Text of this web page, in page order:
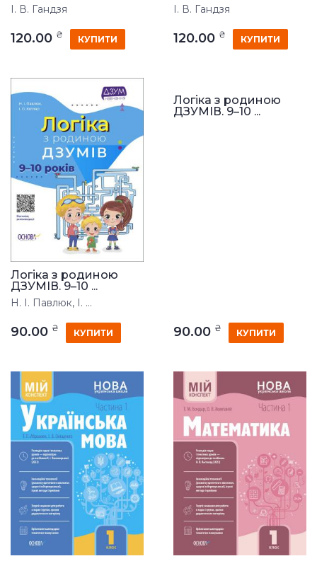
І. В. Гандзя
120.00 ₴ КУПИТИ
І. В. Гандзя
120.00 ₴ КУПИТИ
Логіка з родиною
ДЗУМІВ. 9–10 ...
Н. І. Павлюк, І. ...
90.00 ₴ КУПИТИ
Логіка з родиною
ДЗУМІВ. 9–10 ...
90.00 ₴ КУПИТИ